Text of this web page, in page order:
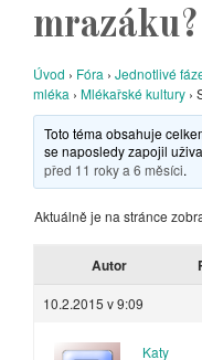
mrazáku?
Úvod › Fóra › Jednotlivé
mléka › Mlékařské kultury ›
Toto téma obsahuje
se naposledy zapojil
před 11 roky a 6 měsíci.
Aktuálně je na stránce
Autor
10.2.2015 v 9:09
Katy